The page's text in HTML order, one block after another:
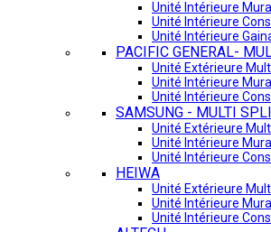
Unité Intérieure
Unité Intérieure
Unité Intérieure
PACIFIC GENERAL-
Unité Extérieure
Unité Intérieure
Unité Intérieure
SAMSUNG - MULTI
Unité Extérieure
Unité Intérieure
Unité Intérieure
HEIWA
Unité Extérieure
Unité Intérieure
Unité Intérieure